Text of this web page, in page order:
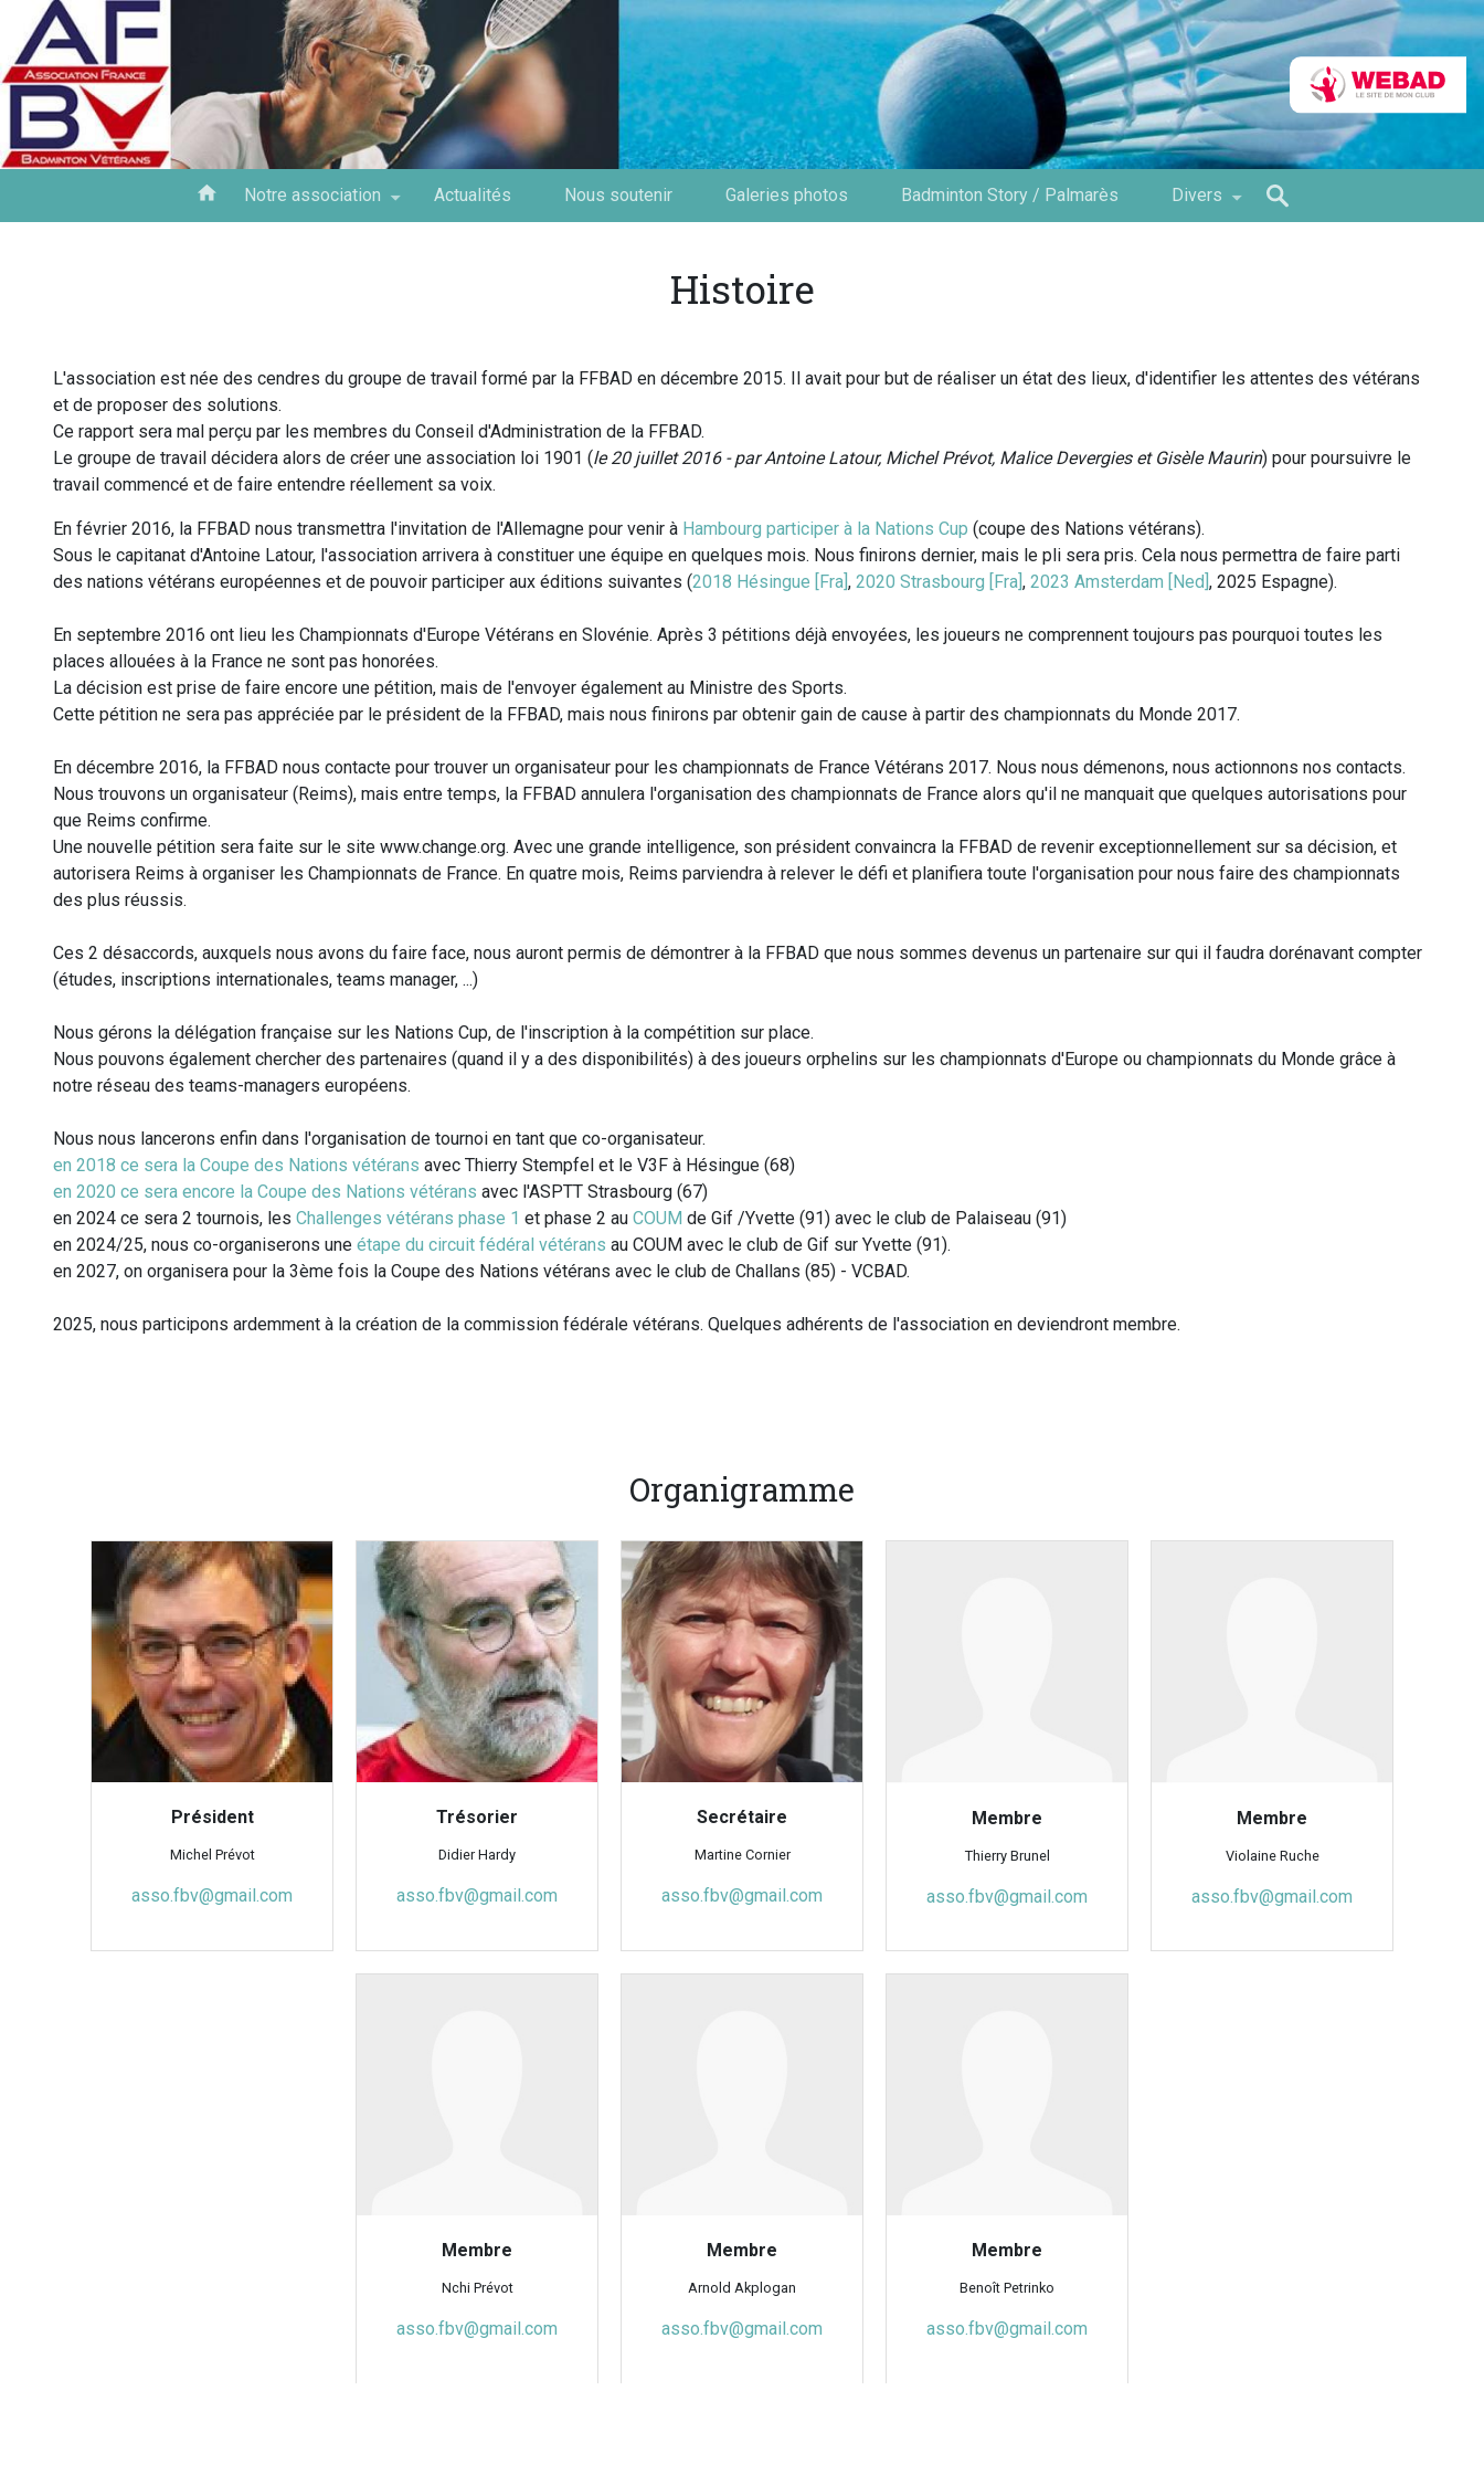
contenu
principal
Notre association Actualités Nous soutenir Galeries photos Badminton Story / Palmarès Divers
Histoire
L'association est née des cendres du groupe de travail formé par la FFBAD en décembre 2015. Il avait pour but de réaliser un état des lieux, d'identifier les attentes des vétérans
et de proposer des solutions.
Ce rapport sera mal perçu par les membres du Conseil d'Administration de la FFBAD.
Le groupe de travail décidera alors de créer une association loi 1901 (le 20 juillet 2016 - par Antoine Latour, Michel Prévot, Malice Devergies et Gisèle Maurin) pour poursuivre le
travail commencé et de faire entendre réellement sa voix.
En février 2016, la FFBAD nous transmettra l'invitation de l'Allemagne pour venir à Hambourg participer à la Nations Cup (coupe des Nations vétérans).
Sous le capitanat d'Antoine Latour, l'association arrivera à constituer une équipe en quelques mois. Nous finirons dernier, mais le pli sera pris. Cela nous permettra de faire parti
des nations vétérans européennes et de pouvoir participer aux éditions suivantes (2018 Hésingue [Fra] , 2020 Strasbourg [Fra] , 2023 Amsterdam [Ned] , 2025 Espagne).
En septembre 2016 ont lieu les Championnats d'Europe Vétérans en Slovénie. Après 3 pétitions déjà envoyées, les joueurs ne comprennent toujours pas pourquoi toutes les
places allouées à la France ne sont pas honorées.
La décision est prise de faire encore une pétition, mais de l'envoyer également au Ministre des Sports.
Cette pétition ne sera pas appréciée par le président de la FFBAD, mais nous finirons par obtenir gain de cause à partir des championnats du Monde 2017.
En décembre 2016, la FFBAD nous contacte pour trouver un organisateur pour les championnats de France Vétérans 2017. Nous nous démenons, nous actionnons nos contacts.
Nous trouvons un organisateur (Reims), mais entre temps, la FFBAD annulera l'organisation des championnats de France alors qu'il ne manquait que quelques autorisations pour
que Reims confirme.
Une nouvelle pétition sera faite sur le site www.change.org. Avec une grande intelligence, son président convaincra la FFBAD de revenir exceptionnellement sur sa décision, et
autorisera Reims à organiser les Championnats de France. En quatre mois, Reims parviendra à relever le défi et planifiera toute l'organisation pour nous faire des championnats
des plus réussis.
Ces 2 désaccords, auxquels nous avons du faire face, nous auront permis de démontrer à la FFBAD que nous sommes devenus un partenaire sur qui il faudra dorénavant compter
(études, inscriptions internationales, teams manager, ...)
Nous gérons la délégation française sur les Nations Cup, de l'inscription à la compétition sur place.
Nous pouvons également chercher des partenaires (quand il y a des disponibilités) à des joueurs orphelins sur les championnats d'Europe ou championnats du Monde grâce à
notre réseau des teams-managers européens.
Nous nous lancerons enfin dans l'organisation de tournoi en tant que co-organisateur.
en 2018 ce sera la Coupe des Nations vétérans avec Thierry Stempfel et le V3F à Hésingue (68)
en 2020 ce sera encore la Coupe des Nations vétérans avec l'ASPTT Strasbourg (67)
en 2024 ce sera 2 tournois, les Challenges vétérans phase 1 et phase 2 au COUM de Gif /Yvette (91) avec le club de Palaiseau (91)
en 2024/25, nous co-organiserons une étape du circuit fédéral vétérans au COUM avec le club de Gif sur Yvette (91).
en 2027, on organisera pour la 3ème fois la Coupe des Nations vétérans avec le club de Challans (85) - VCBAD.
2025, nous participons ardemment à la création de la commission fédérale vétérans. Quelques adhérents de l'association en deviendront membre.
Organigramme
Président
Michel Prévot
asso.fbv@gmail.com
Trésorier
Didier Hardy
asso.fbv@gmail.com
Secrétaire
Martine Cornier
asso.fbv@gmail.com
Membre
Thierry Brunel
asso.fbv@gmail.com
Membre
Violaine Ruche
asso.fbv@gmail.com
Membre
Nchi Prévot
asso.fbv@gmail.com
Membre
Arnold Akplogan
asso.fbv@gmail.com
Membre
Benoît Petrinko
asso.fbv@gmail.com